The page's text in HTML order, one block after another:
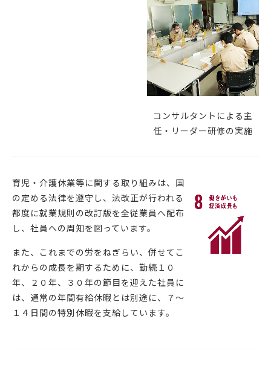
コンサルタントによる主
任・リーダー研修の実施
育児・介護休業等に関する取り組みは、国
の定める法律を遵守し、法改正が行われる
都度に就業規則の改訂版を全従業員へ配布
し、社員への周知を図っています。
また、これまでの労をねぎらい、併せてこ
れからの成長を期するために、勤続１０
年、２０年、３０年の節目を迎えた社員に
は、通常の年間有給休暇とは別途に、７～
１４日間の特別休暇を支給しています。